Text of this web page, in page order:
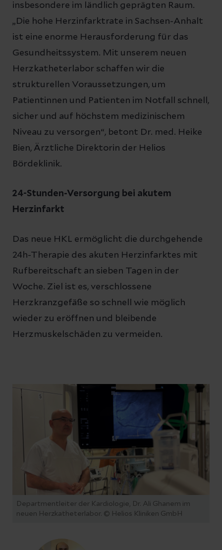
insbesondere im ländlich geprägten Raum.
„Die hohe Herzinfarktrate in Sachsen-Anhalt
ist eine enorme Herausforderung für das
Gesundheitssystem. Mit unserem neuen
Herzkatheterlabor schaffen wir die
strukturellen Voraussetzungen, um
Patientinnen und Patienten im Notfall schnell,
sicher und auf höchstem medizinischem
Niveau zu versorgen“, betont Dr. med. Heike
Bien, Ärztliche Direktorin der Helios
Bördeklinik.
24-Stunden-Versorgung bei akutem
Herzinfarkt
Das neue HKL ermöglicht die durchgehende
24h-Therapie des akuten Herzinfarktes mit
Rufbereitschaft an sieben Tagen in der
Woche. Ziel ist es, verschlossene
Herzkranzgefäße so schnell wie möglich
wieder zu eröffnen und bleibende
Herzmuskelschäden zu vermeiden.
Departmentleiter der Kardiologie, Dr. Ali Ghanem im
neuen Herzkatheterlabor. © Helios Kliniken GmbH